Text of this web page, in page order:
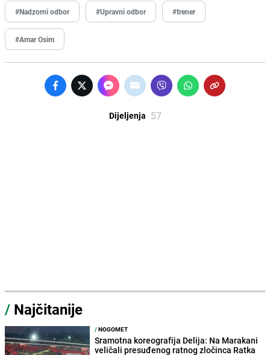
#Nadzorni odbor #Upravni odbor #trener
#Amar Osim
Dijeljenja 57
/ Najčitanije
/NOGOMET
Sramotna koreografija Delija: Na Marakani
veličali presuđenog ratnog zločinca Ratka